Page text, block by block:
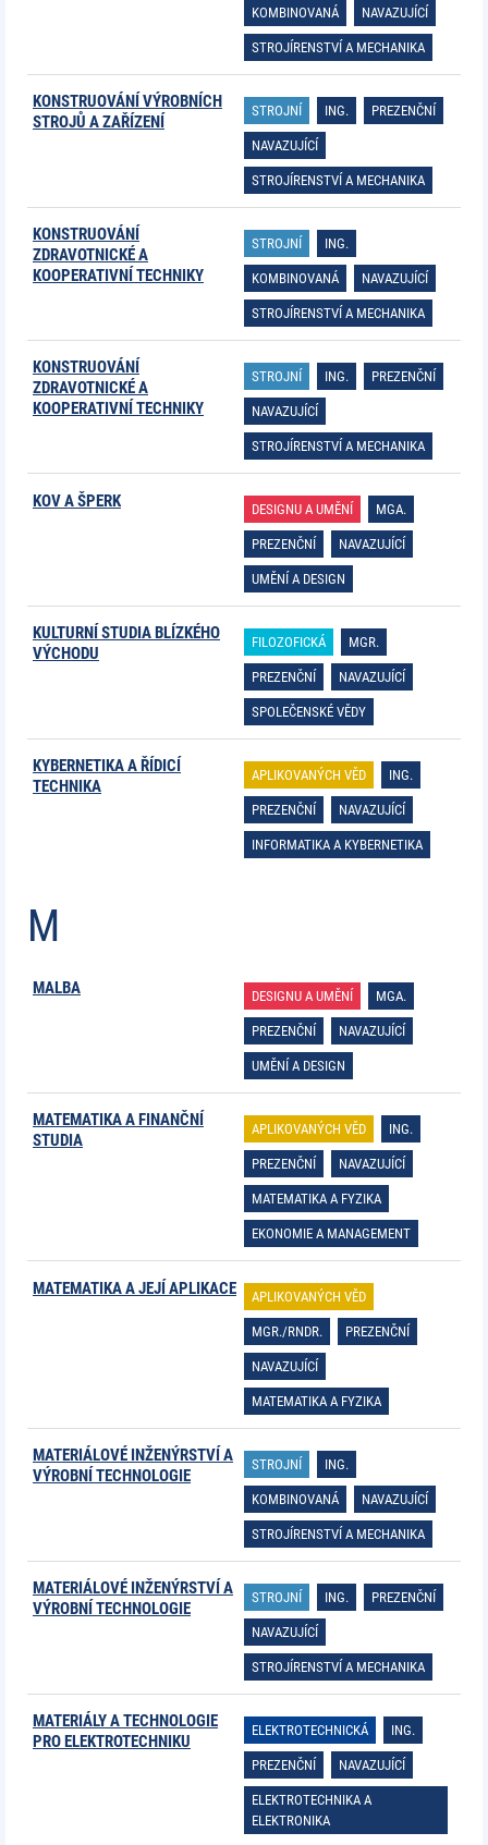
KOMBINOVANÁ NAVAZUJÍCÍ
STROJÍRENSTVÍ A MECHANIKA
KONSTRUOVÁNÍ VÝROBNÍCH
STROJŮ A ZAŘÍZENÍ
STROJNÍ ING. PREZENČNÍ
NAVAZUJÍCÍ
STROJÍRENSTVÍ A MECHANIKA
KONSTRUOVÁNÍ
ZDRAVOTNICKÉ A
KOOPERATIVNÍ TECHNIKY
STROJNÍ ING.
KOMBINOVANÁ NAVAZUJÍCÍ
STROJÍRENSTVÍ A MECHANIKA
KONSTRUOVÁNÍ
ZDRAVOTNICKÉ A
KOOPERATIVNÍ TECHNIKY
STROJNÍ ING. PREZENČNÍ
NAVAZUJÍCÍ
STROJÍRENSTVÍ A MECHANIKA
KOV A ŠPERK DESIGNU A UMĚNÍ MGA.
PREZENČNÍ NAVAZUJÍCÍ
UMĚNÍ A DESIGN
KULTURNÍ STUDIA BLÍZKÉHO
VÝCHODU
FILOZOFICKÁ MGR.
PREZENČNÍ NAVAZUJÍCÍ
SPOLEČENSKÉ VĚDY
KYBERNETIKA A ŘÍDICÍ
TECHNIKA
APLIKOVANÝCH VĚD ING.
PREZENČNÍ NAVAZUJÍCÍ
INFORMATIKA A KYBERNETIKA
M
MALBA DESIGNU A UMĚNÍ MGA.
PREZENČNÍ NAVAZUJÍCÍ
UMĚNÍ A DESIGN
MATEMATIKA A FINANČNÍ
STUDIA
APLIKOVANÝCH VĚD ING.
PREZENČNÍ NAVAZUJÍCÍ
MATEMATIKA A FYZIKA
EKONOMIE A MANAGEMENT
MATEMATIKA A JEJÍ APLIKACE APLIKOVANÝCH VĚD
MGR./RNDR. PREZENČNÍ
NAVAZUJÍCÍ
MATEMATIKA A FYZIKA
MATERIÁLOVÉ INŽENÝRSTVÍ A
VÝROBNÍ TECHNOLOGIE
STROJNÍ ING.
KOMBINOVANÁ NAVAZUJÍCÍ
STROJÍRENSTVÍ A MECHANIKA
MATERIÁLOVÉ INŽENÝRSTVÍ A
VÝROBNÍ TECHNOLOGIE
STROJNÍ ING. PREZENČNÍ
NAVAZUJÍCÍ
STROJÍRENSTVÍ A MECHANIKA
MATERIÁLY A TECHNOLOGIE
PRO ELEKTROTECHNIKU
ELEKTROTECHNICKÁ ING.
PREZENČNÍ NAVAZUJÍCÍ
ELEKTROTECHNIKA A
ELEKTRONIKA